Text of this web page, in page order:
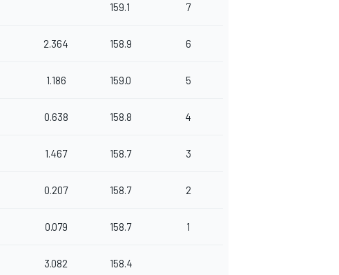
159.1 7
2.364 158.9 6
1.186 159.0 5
0.638 158.8 4
1.467 158.7 3
0.207 158.7 2
0.079 158.7 1
3.082 158.4